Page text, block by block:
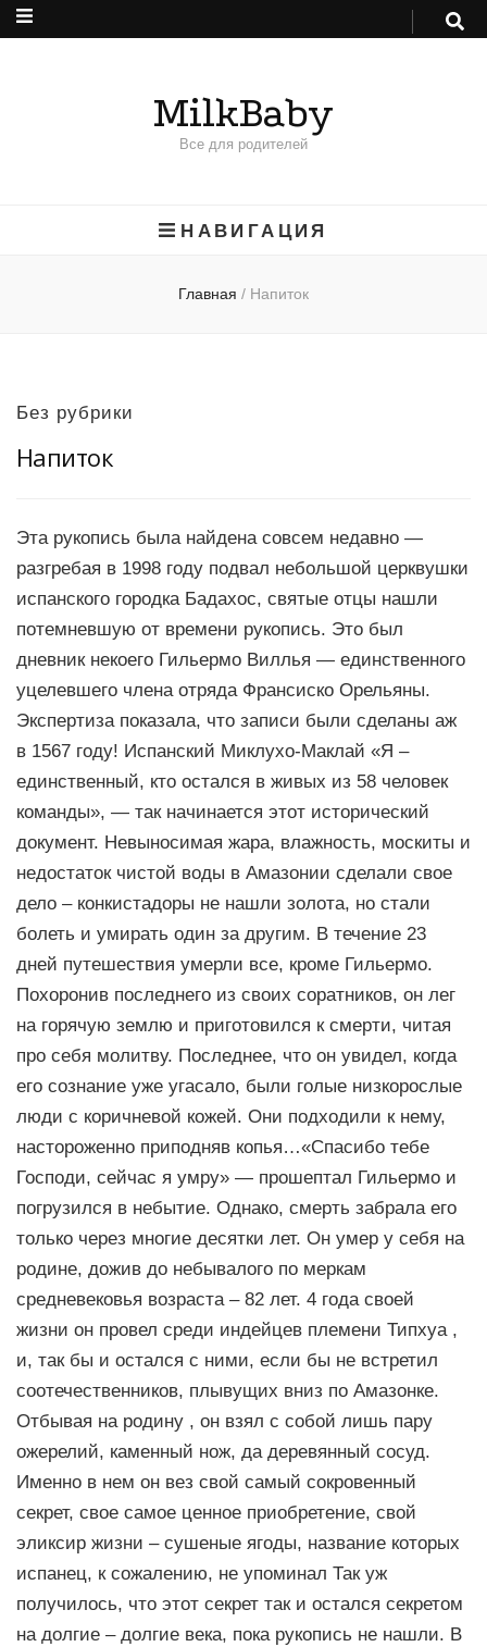
MilkBaby
Все для родителей
НАВИГАЦИЯ
Главная / Напиток
Без рубрики
Напиток
Эта рукопись была найдена совсем недавно —
разгребая в 1998 году подвал небольшой церквушки
испанского городка Бадахос, святые отцы нашли
потемневшую от времени рукопись. Это был
дневник некоего Гильермо Виллья — единственного
уцелевшего члена отряда Франсиско Орельяны.
Экспертиза показала, что записи были сделаны аж
в 1567 году! Испанский Миклухо-Маклай «Я –
единственный, кто остался в живых из 58 человек
команды», — так начинается этот исторический
документ. Невыносимая жара, влажность, москиты и
недостаток чистой воды в Амазонии сделали свое
дело – конкистадоры не нашли золота, но стали
болеть и умирать один за другим. В течение 23
дней путешествия умерли все, кроме Гильермо.
Похоронив последнего из своих соратников, он лег
на горячую землю и приготовился к смерти, читая
про себя молитву. Последнее, что он увидел, когда
его сознание уже угасало, были голые низкорослые
люди с коричневой кожей. Они подходили к нему,
настороженно приподняв копья…«Спасибо тебе
Господи, сейчас я умру» — прошептал Гильермо и
погрузился в небытие. Однако, смерть забрала его
только через многие десятки лет. Он умер у себя на
родине, дожив до небывалого по меркам
средневековья возраста – 82 лет. 4 года своей
жизни он провел среди индейцев племени Типхуа ,
и, так бы и остался с ними, если бы не встретил
соотечественников, плывущих вниз по Амазонке.
Отбывая на родину , он взял с собой лишь пару
ожерелий, каменный нож, да деревянный сосуд.
Именно в нем он вез свой самый сокровенный
секрет, свое самое ценное приобретение, свой
эликсир жизни – сушеные ягоды, название которых
испанец, к сожалению, не упоминал Так уж
получилось, что этот секрет так и остался секретом
на долгие – долгие века, пока рукопись не нашли. В